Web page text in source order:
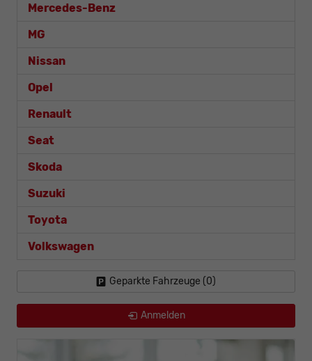
Mercedes-Benz
MG
Nissan
Opel
Renault
Seat
Skoda
Suzuki
Toyota
Volkswagen
Geparkte Fahrzeuge (0)
Anmelden